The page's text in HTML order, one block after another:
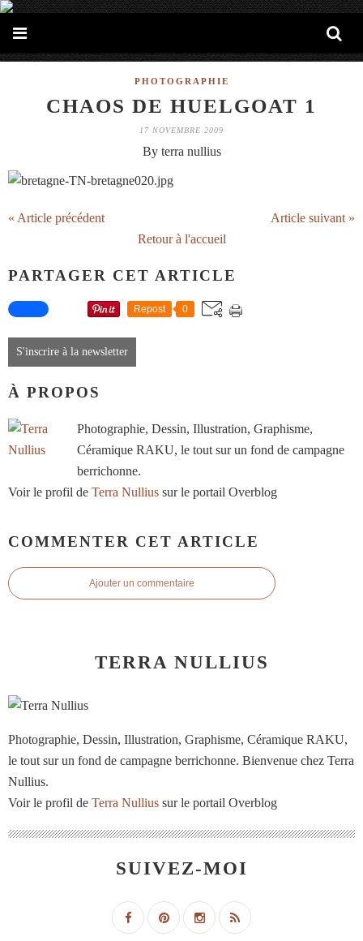
PHOTOGRAPHIE
CHAOS DE HUELGOAT 1
17 NOVEMBRE 2009
By terra nullius
« Article précédent
Article suivant »
Retour à l'accueil
PARTAGER CET ARTICLE
Repost 0
S'inscrire à la newsletter
À PROPOS
Photographie, Dessin, Illustration, Graphisme,
Céramique RAKU, le tout sur un fond de campagne
berrichonne.
Voir le profil de Terra Nullius sur le portail Overblog
COMMENTER CET ARTICLE
Ajouter un commentaire
TERRA NULLIUS
Photographie, Dessin, Illustration, Graphisme, Céramique RAKU,
le tout sur un fond de campagne berrichonne. Bienvenue chez Terra
Nullius.
Voir le profil de Terra Nullius sur le portail Overblog
SUIVEZ-MOI